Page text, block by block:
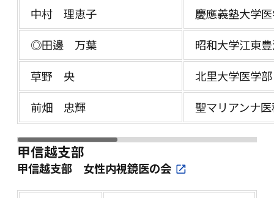
中村 理恵子
慶應義塾大学
◎田邊 万葉
昭和大学江東
草野 央
北里大学医学
前畑 忠輝
聖マリアンナ
甲信越支部
甲信越支部 女性内視鏡医の会